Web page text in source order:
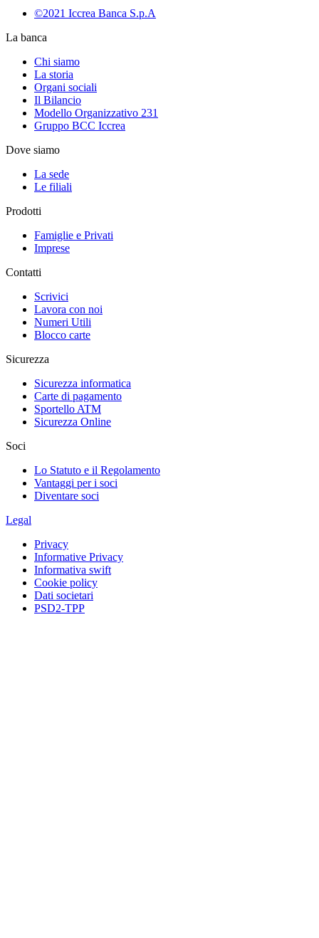
©2021 Iccrea Banca S.p.A
La banca
Chi siamo
La storia
Organi sociali
Il Bilancio
Modello Organizzativo 231
Gruppo BCC Iccrea
Dove siamo
La sede
Le filiali
Prodotti
Famiglie e Privati
Imprese
Contatti
Scrivici
Lavora con noi
Numeri Utili
Blocco carte
Sicurezza
Sicurezza informatica
Carte di pagamento
Sportello ATM
Sicurezza Online
Soci
Lo Statuto e il Regolamento
Vantaggi per i soci
Diventare soci
Legal
Privacy
Informative Privacy
Informativa swift
Cookie policy
Dati societari
PSD2-TPP